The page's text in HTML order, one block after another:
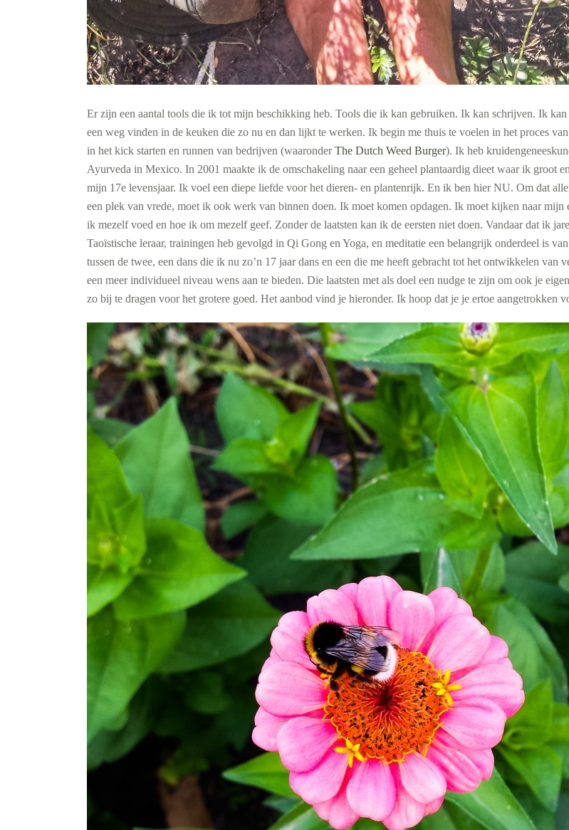
Er zijn een aantal tools die ik tot mijn beschikking heb. Tools die ik kan gebruiken. Ik kan schrijven. Ik
een weg vinden in de keuken die zo nu en dan lijkt te werken. Ik begin me thuis te voelen in het proces
in het kick starten en runnen van bedrijven (waaronderThe Dutch Weed Burger). Ik heb
Ayurveda in Mexico. In 2001 maakte ik de omschakeling naar een geheel plantaardig dieet waar ik groot
mijn 17e levensjaar. Ik voel een diepe liefde voor het dieren- en plantenrijk. En ik ben hier NU. Om dat
een plek van vrede, moet ik ook werk van binnen doen. Ik moet komen opdagen. Ik moet kijken naar
ik mezelf voed en hoe ik om mezelf geef. Zonder de laatsten kan ik de eersten niet doen. Vandaar dat ik
Taoïstische leraar, trainingen heb gevolgd in Qi Gong en Yoga, en meditatie een belangrijk onderdeel is
tussen de twee, een dans die ik nu zo’n 17 jaar dans en een die me heeft gebracht tot het ontwikkelen
een meer individueel niveau wens aan te bieden. Die laatsten met als doel een nudge te zijn om ook je
zo bij te dragen voor het grotere goed. Het aanbod vind je hieronder. Ik hoop dat je je ertoe aangetrokken